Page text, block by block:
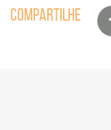
COMPARTILHELista